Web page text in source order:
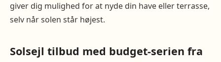
giver dig mulighed for at nyde din have eller terrasse,
selv når solen står højest.
Solsejl tilbud med budget-serien fra